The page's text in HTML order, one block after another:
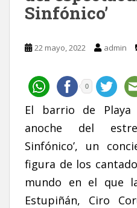
Sinfónico’
22 mayo, 2022 admin
0
El barrio de
anoche del
Sinfónico’, un
figura de los
mundo en el que
Estupiñán, Ciro